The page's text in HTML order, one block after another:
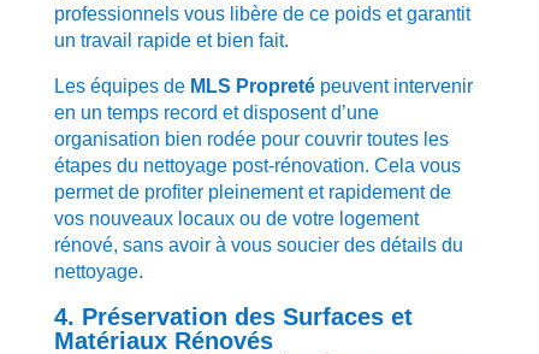
professionnels vous libère de ce poids et garantit
un travail rapide et bien fait.
Les équipes de MLS Propretépeuvent intervenir
en un temps record et disposent d’une
organisation bien rodée pour couvrir toutes les
étapes du nettoyage post-rénovation. Cela vous
permet de profiter pleinement et rapidement de
vos nouveaux locaux ou de votre logement
rénové, sans avoir à vous soucier des détails du
nettoyage.
4. Préservation des Surfaces et
Matériaux Rénovés